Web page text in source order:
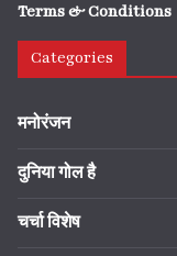
Terms & Conditions
Categories
मनोरंजन
दुनिया गोल है
चर्चा विशेष